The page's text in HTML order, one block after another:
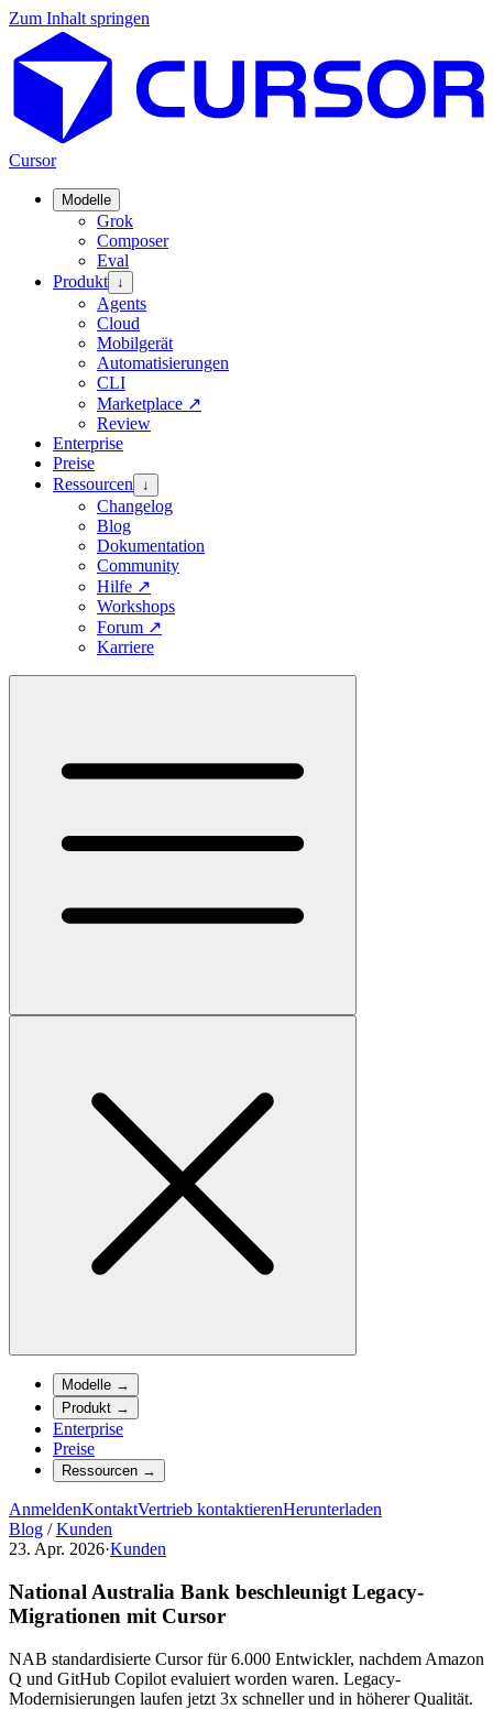
Zum Inhalt springen
Cursor
Modelle
Grok
Composer
Eval
Produkt ↓
Agents
Cloud
Mobilgerät
Automatisierungen
CLI
Marketplace ↗
Review
Enterprise
Preise
Ressourcen
↓
Changelog
Blog
Dokumentation
Community
Hilfe ↗
Workshops
Forum ↗
Karriere
Modelle →
Produkt →
Enterprise
Preise
Ressourcen →
AnmeldenKontaktVertrieb kontaktierenHerunterladen
Blog / Kunden
23. Apr. 2026·Kunden
National Australia Bank beschleunigt Legacy-
Migrationen mit Cursor
NAB standardisierte Cursor für 6.000 Entwickler, nachdem Amazon
Q und GitHub Copilot evaluiert worden waren. Legacy-
Modernisierungen laufen jetzt 3x schneller und in höherer Qualität.